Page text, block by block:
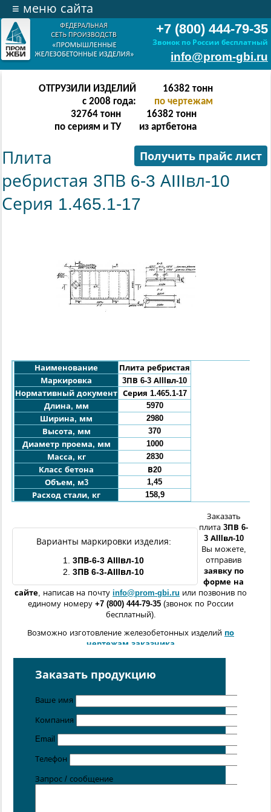
+7 (800) 444-79-35
Звонок по России бесплатный
info@prom-gbi.ru
≡ меню сайта
ОТГРУЗИЛИ ИЗДЕЛИЙ
с 2008 года:
32766 тонн
по чертежам
65532 тонн
по сериям и ТУ
32766 тонн
из артбетона
Получить прайс лист
Плита
ребристая 3ПВ 6-3 АIIIвл-10
Серия 1.465.1-17
Наименование
Плита ребристая
Маркировка
3ПВ 6-3 АIIIвл-10
Нормативный документ Серия 1.465.1-17
Длина, мм
5970
Ширина, мм
2980
Высота, мм
370
Диаметр проема, мм
1000
Масса, кг
2830
Класс бетона
В20
Объем, м3
1,45
Расход стали, кг
158,9
Варианты маркировки изделия:
1.
3ПВ-6-3 АIIIвл-10
2. 3ПВ 6-3-АIIIвл-10
Заказать
плита 3ПВ 6-
3 АIIIвл-10
Вы можете,
отправив
заявку по
форме на
сайте, написав на почту info@prom-gbi.ru или позвонив по
единому номеру +7 (800) 444-79-35 (звонок по России
бесплатный).
Возможно изготовление железобетонных изделий по
чертежам заказчика
расположенных вСанкт-Петербурге
Ростове-на-Дону
Симферополе.
Заказать продукцию
Ваше имя
Компания
Email
Телефон
Запрос / сообщение